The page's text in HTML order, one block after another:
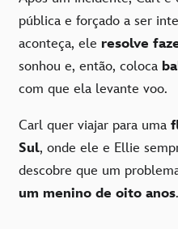
pública e forçado a ser
aconteça, ele resolve
sonhou e, então, coloca
com que ela levante voo.
Carl quer viajar para uma
Sul, onde ele e Ellie
descobre que um
um menino de oito anos.